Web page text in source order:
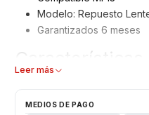
Modelo: Repuesto
Garantizados 6 meses
Características
Leer más
MEDIOS DE PAGO